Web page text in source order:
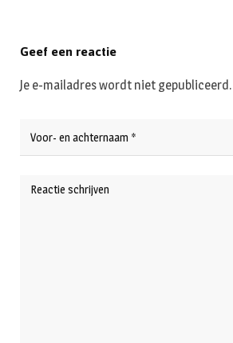
Geef een reactie
Je e-mailadres wordt niet gepubliceerd.